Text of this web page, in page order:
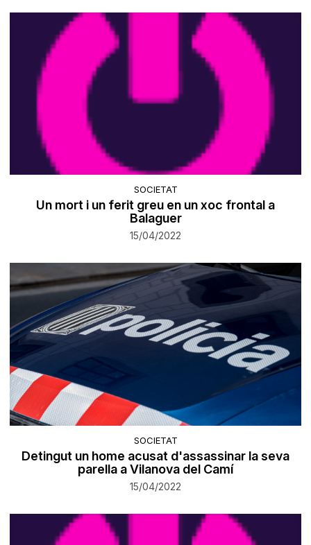
SOCIETAT
Un mort i un ferit greu en un xoc frontal a
Balaguer
15/04/2022
SOCIETAT
Detingut un home acusat d'assassinar la seva
parella a Vilanova del Camí
15/04/2022